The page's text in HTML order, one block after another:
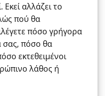
Εκεί αλλάζει το
πού θα
πόσο γρήγορα
σας, πόσο θα
εκτεθειμένοι
λάθος ή